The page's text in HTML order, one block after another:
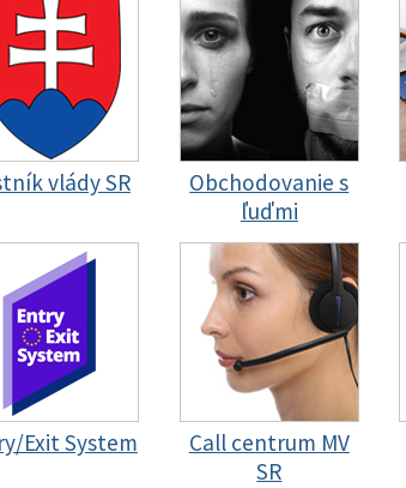
vlády SR
Obchodovanie s
ľuďmi
Exit System
Call centrum MV
SR